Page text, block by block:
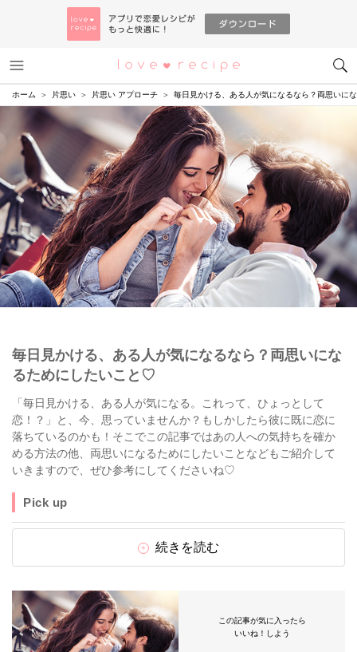
恋愛レシピ
ホーム 片思い 片思い アプローチ 毎日見かける、ある人が気になるなら？両思いに
毎日見かける、ある人が気になるなら？両思いにな
るためにしたいこと♡
「毎日見かける、ある人が気になる。これって、ひょっとして
恋！？」と、今、思っていませんか？もしかしたら彼に既に恋に
落ちているのかも！そこでこの記事ではあの人への気持ちを確か
める方法の他、両思いになるためにしたいことなどもご紹介して
いきますので、ぜひ参考にしてくださいね♡
Pick up
続きを読む
この記事が気に入ったら
いいね！しよう